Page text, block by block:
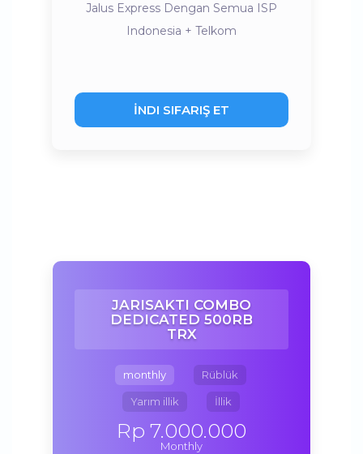
Jalus Express Dengan Semua ISP
Indonesia + Telkom
İNDI SIFARIŞ ET
JARISAKTI COMBO
DEDICATED 500RB
TRX
monthly Rüblük
Yarım illik İllik
Rp 7.000.000
Monthly